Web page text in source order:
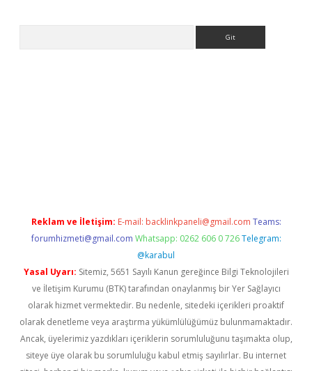
Reklam ve İletişim: E-mail: backlinkpaneli@gmail.com Teams:
forumhizmeti@gmail.com Whatsapp: 0262 606 0 726 Telegram:
@karabul
Yasal Uyarı: Sitemiz, 5651 Sayılı Kanun gereğince Bilgi Teknolojileri
ve İletişim Kurumu (BTK) tarafından onaylanmış bir Yer Sağlayıcı
olarak hizmet vermektedir. Bu nedenle, sitedeki içerikleri proaktif
olarak denetleme veya araştırma yükümlülüğümüz bulunmamaktadır.
Ancak, üyelerimiz yazdıkları içeriklerin sorumluluğunu taşımakta olup,
siteye üye olarak bu sorumluluğu kabul etmiş sayılırlar. Bu internet